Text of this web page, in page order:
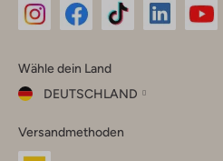
Instagram
Facebook
TikTok
Wähle dein Land
DEUTSCHLAND
dein
Land
Versandmethoden